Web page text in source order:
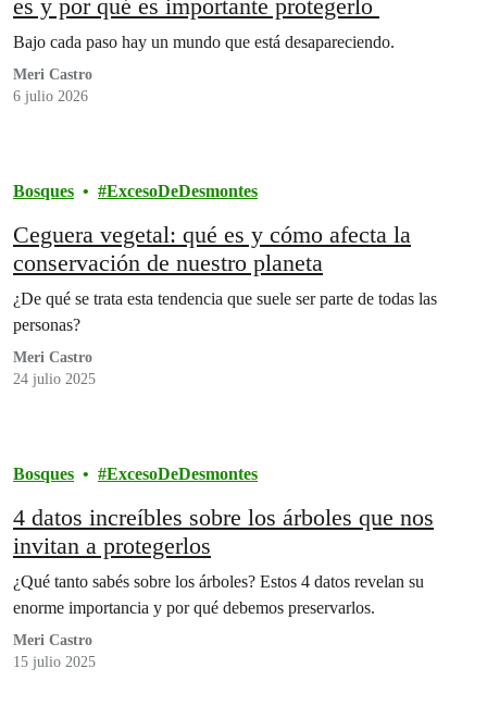
es y por qué es importante protegerlo
Bajo cada paso hay un mundo que está desapareciendo.
Meri Castro
6 julio 2026
Bosques ExcesoDeDesmontes
Ceguera vegetal: qué es y cómo afecta la
conservación de nuestro planeta
¿De qué se trata esta tendencia que suele ser parte de todas las
personas?
Meri Castro
24 julio 2025
Bosques ExcesoDeDesmontes
4 datos increíbles sobre los árboles que nos
invitan a protegerlos
¿Qué tanto sabés sobre los árboles? Estos 4 datos revelan su
enorme importancia y por qué debemos preservarlos.
Meri Castro
15 julio 2025